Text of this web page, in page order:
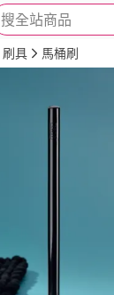
搜全站商品
評價 詳情
刷具 馬桶刷